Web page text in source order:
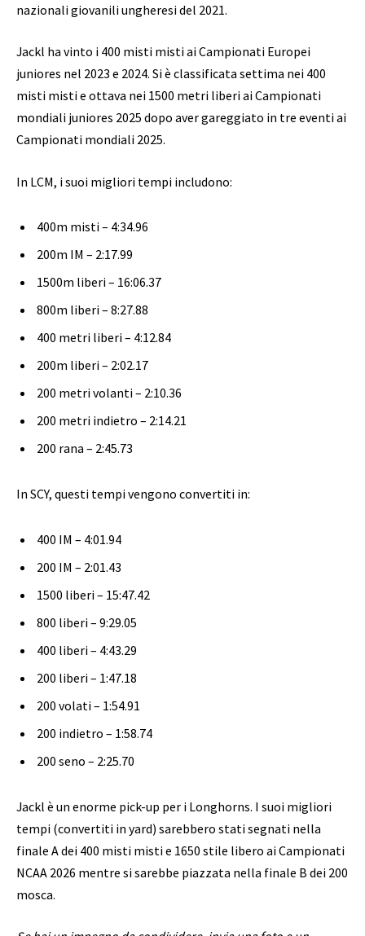
nazionali giovanili ungheresi del 2021.
Jackl ha vinto i 400 misti misti ai Campionati Europei
juniores nel 2023 e 2024. Si è classificata settima nei 400
misti misti e ottava nei 1500 metri liberi ai Campionati
mondiali juniores 2025 dopo aver gareggiato in tre eventi ai
Campionati mondiali 2025.
In LCM, i suoi migliori tempi includono:
400m misti – 4:34.96
200m IM – 2:17.99
1500m liberi – 16:06.37
800m liberi – 8:27.88
400 metri liberi – 4:12.84
200m liberi – 2:02.17
200 metri volanti – 2:10.36
200 metri indietro – 2:14.21
200 rana – 2:45.73
In SCY, questi tempi vengono convertiti in:
400 IM – 4:01.94
200 IM – 2:01.43
1500 liberi – 15:47.42
800 liberi – 9:29.05
400 liberi – 4:43.29
200 liberi – 1:47.18
200 volati – 1:54.91
200 indietro – 1:58.74
200 seno – 2:25.70
Jackl è un enorme pick-up per i Longhorns. I suoi migliori
tempi (convertiti in yard) sarebbero stati segnati nella
finale A dei 400 misti misti e 1650 stile libero ai Campionati
NCAA 2026 mentre si sarebbe piazzata nella finale B dei 200
mosca.